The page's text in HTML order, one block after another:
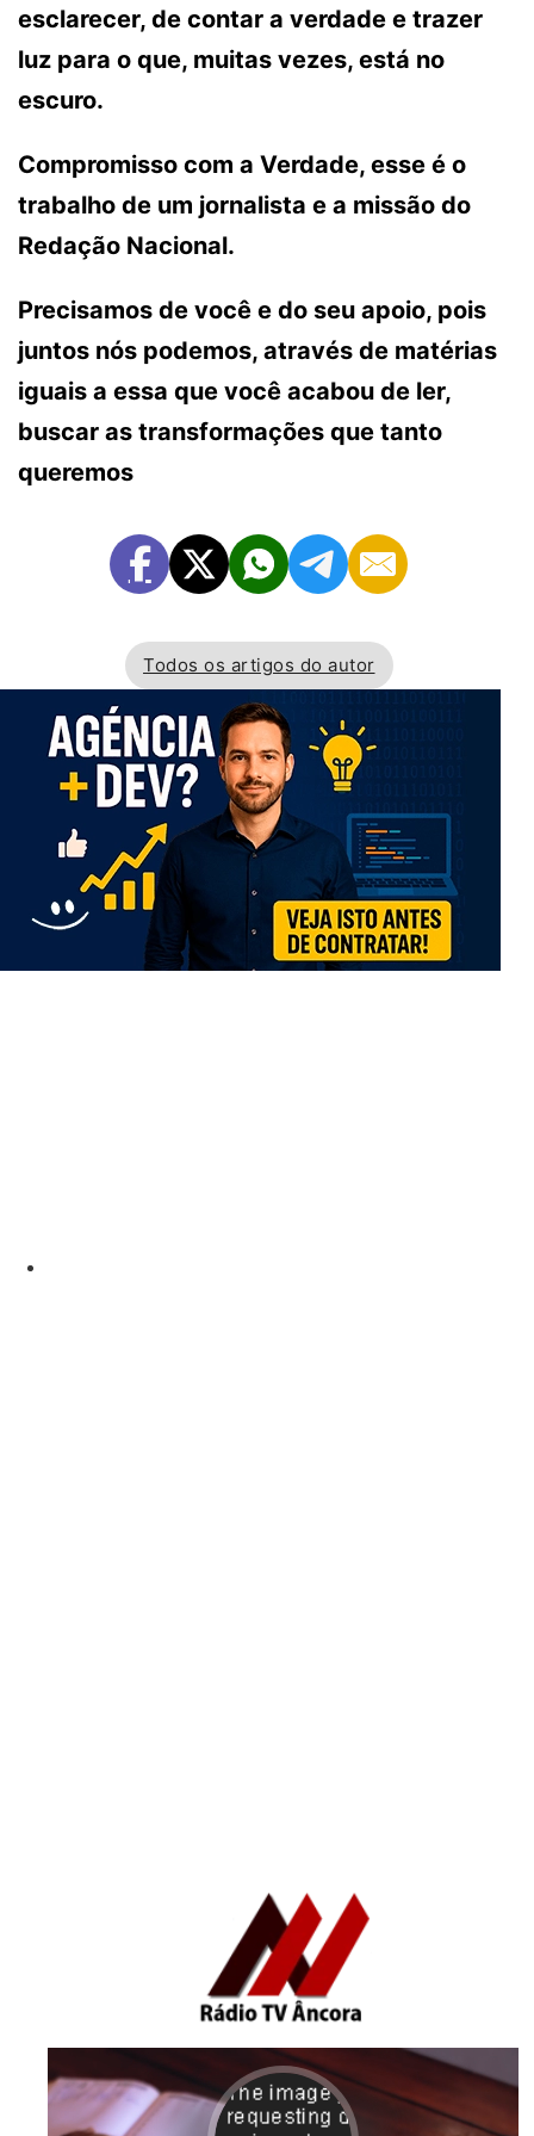
esclarecer, de contar a verdade e trazer
luz para o que, muitas vezes, está no
escuro.
Compromisso com a Verdade, esse é o
trabalho de um jornalista e a missão do
Redação Nacional.
Precisamos de você e do seu apoio, pois
juntos nós podemos, através de matérias
iguais a essa que você acabou de ler,
buscar as transformações que tanto
queremos
Todos os artigos do autor